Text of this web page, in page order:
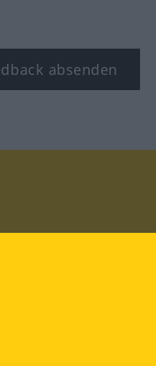
absenden